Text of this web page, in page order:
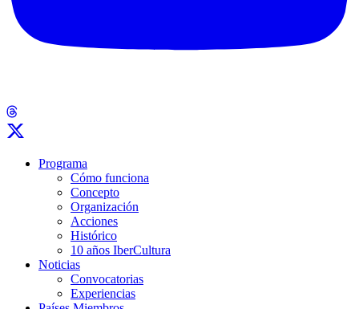
Programa
Cómo funciona
Concepto
Organización
Acciones
Histórico
10 años IberCultura
Noticias
Convocatorias
Experiencias